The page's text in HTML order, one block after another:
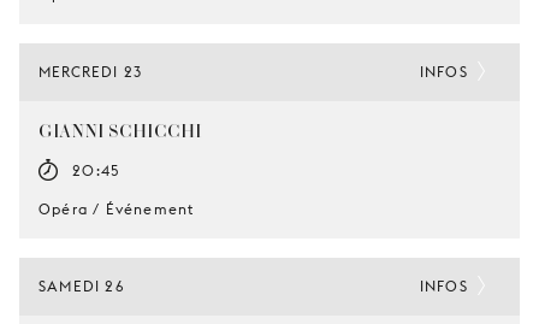
MERCREDI 23
GIANNI SCHICCHI
20:45
Opéra / Événement
INFOS
SAMEDI 26 INFOS